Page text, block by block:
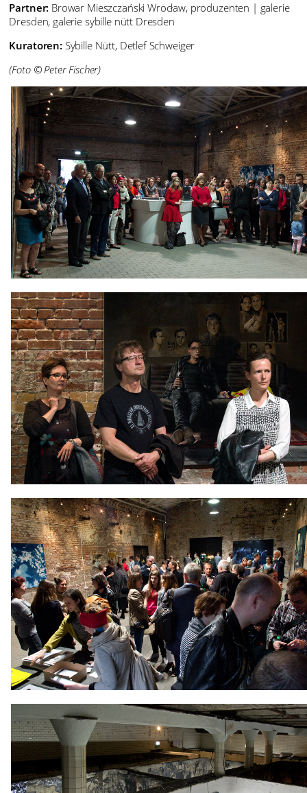
Partner: Browar Mieszczański Wrocław, produzenten | galerie
Dresden, galerie sybille nütt Dresden
Kuratoren: Sybille Nütt, Detlef Schweiger
(Foto © Peter Fischer)